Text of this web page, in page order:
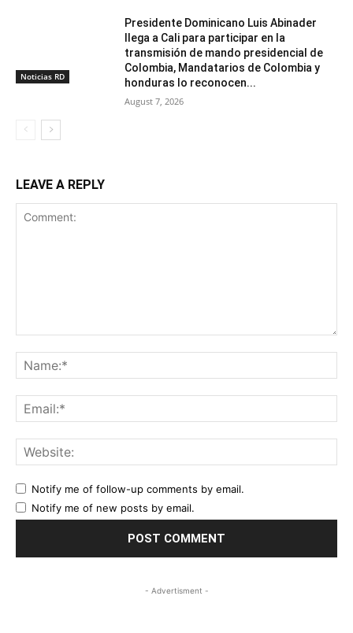
Noticias RD
Presidente Dominicano Luis Abinader
llega a Cali para participar en la
transmisión de mando presidencial de
Colombia, Mandatarios de Colombia y
honduras lo reconocen...
August 7, 2026
LEAVE A REPLY
Notify me of follow-up comments by email.
Notify me of new posts by email.
- Advertisment -